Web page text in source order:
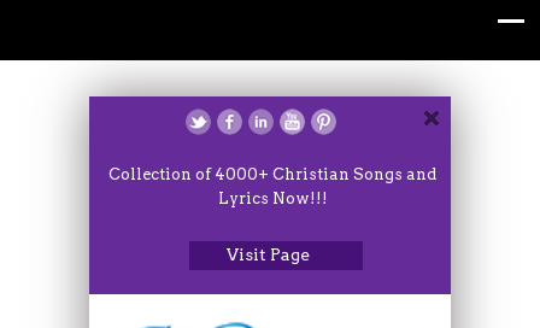
Collection of 4000+ Christian Songs and
Lyrics Now!!!
Visit Page